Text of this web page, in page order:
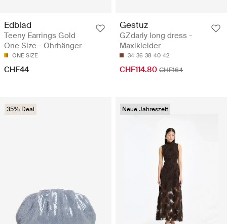
Edblad
Teeny Earrings Gold
One Size - Ohrhänger
ONE SIZE
CHF44
Gestuz
GZdarly long dress -
Maxikleider
34 36 38 40 42
CHF114.80 CHF164
35% Deal Neue Jahreszeit